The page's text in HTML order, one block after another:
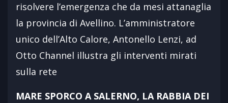
risolvere l’emergenza che da mesi attanaglia
la provincia di Avellino. L’amministratore
unico dell’Alto Calore, Antonello Lenzi, ad
Otto Channel illustra gli interventi mirati
sulla rete
MARE SPORCO A SALERNO, LA RABBIA DEI